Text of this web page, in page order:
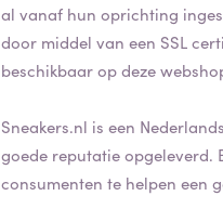
al vanaf hun oprichting
door middel van een SSL
beschikbaar op deze
Sneakers.nl is een
goede reputatie opgeleverd.
consumenten te helpen een